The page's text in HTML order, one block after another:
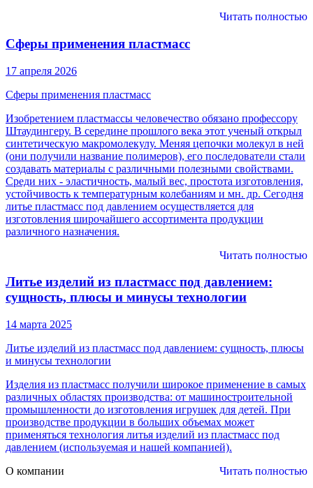
Читать полностью
Сферы применения пластмасс
17 апреля 2026
Сферы применения пластмасс
Изобретением пластмассы человечество обязано профессору
Штаудингеру. В середине прошлого века этот ученый открыл
синтетическую макромолекулу. Меняя цепочки молекул в ней
(они получили название полимеров), его последователи стали
создавать материалы с различными полезными свойствами.
Среди них - эластичность, малый вес, простота изготовления,
устойчивость к температурным колебаниям и мн. др. Сегодня
литье пластмасс под давлением осуществляется для
изготовления широчайшего ассортимента продукции
различного назначения.
Читать полностью
Литье изделий из пластмасс под давлением:
сущность, плюсы и минусы технологии
14 марта 2025
Литье изделий из пластмасс под давлением: сущность, плюсы
и минусы технологии
Изделия из пластмасс получили широкое применение в самых
различных областях производства: от машиностроительной
промышленности до изготовления игрушек для детей. При
производстве продукции в больших объемах может
применяться технология литья изделий из пластмасс под
давлением (используемая и нашей компанией).
Читать полностью
О компании